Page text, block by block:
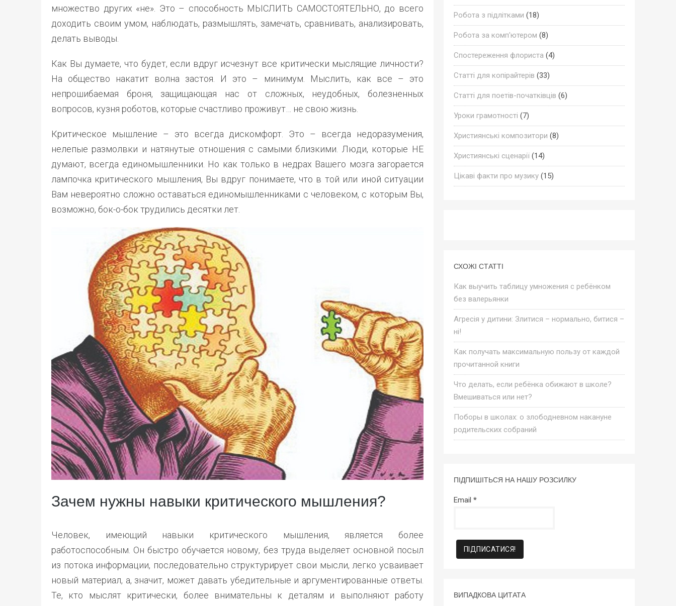
множество других «не». Это – способность МЫСЛИТЬ САМОСТОЯТЕЛЬНО, до всего
доходить своим умом, наблюдать, размышлять, замечать, сравнивать, анализировать,
делать выводы.
Как Вы думаете, что будет, если вдруг исчезнут все критически мыслящие личности?
На общество накатит волна застоя. И это – минимум. Мыслить, как все – это
непрошибаемая броня, защищающая нас от сложных, неудобных, болезненных
вопросов, кузня роботов, которые счастливо проживут… не свою жизнь.
Критическое мышление – это всегда дискомфорт. Это – всегда недоразумения,
нелепые размолвки и натянутые отношения с самыми близкими. Люди, которые НЕ
думают, всегда единомышленники. Но как только в недрах Вашего мозга загорается
лампочка критического мышления, Вы вдруг понимаете, что в той или иной ситуации
Вам невероятно сложно оставаться единомышленниками с человеком, с которым Вы,
возможно, бок-о-бок трудились десятки лет.
Зачем нужны навыки критического мышления?
Человек, имеющий навыки критического мышления, является более
работоспособным. Он быстро обучается новому, без труда выделяет основной посыл
из потока информации, последовательно структурирует свои мысли, легко усваивает
новый материал, а, значит, может давать убедительные и аргументированные ответы.
Те, кто мыслят критически, более внимательны к деталям и выполняют работу
Робота з підлітками (18)
Робота за комп'ютером (8)
Спостереження флориста (4)
Статті для копірайтерів (33)
Статті для поетів-початківців (6)
Уроки грамотності (7)
Християнські композитори (8)
Християнські сценарії(14)
Цікаві факти про музику(15)
СХОЖІ СТАТТІ
Как выучить таблицу умножения с ребёнком
без валерьянки
Агресія у дитини: Злитися – нормально, битися –
ні!
Как получать максимальную пользу от каждой
прочитанной книги
Что делать, если ребёнка обижают в школе?
Вмешиваться или нет?
Поборы в школах: о злободневном накануне
родительских собраний
ПІДПИШІТЬСЯ НА НАШУ РОЗСИЛКУ
Email *
ВИПАДКОВА ЦИТАТА